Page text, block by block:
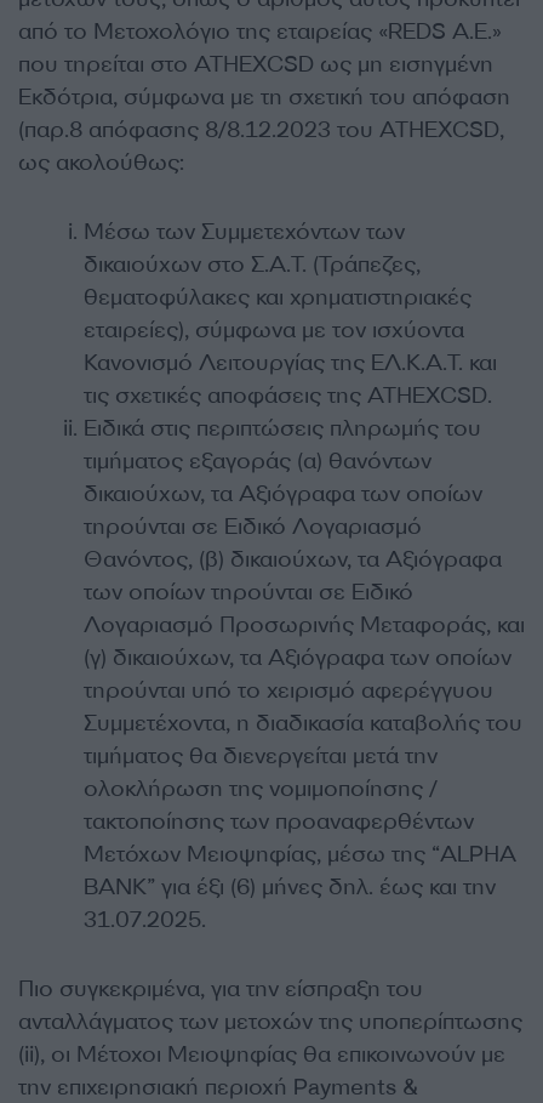
από το Μετοχολόγιο της εταιρείας «REDS Α.Ε.»
που τηρείται στο ATHEXCSD ως μη εισηγμένη
Εκδότρια, σύμφωνα με τη σχετική του απόφαση
(παρ.8 απόφασης 8/8.12.2023 του ATHEXCSD,
ως ακολούθως:
Μέσω των Συμμετεχόντων των
δικαιούχων στο Σ.Α.Τ. (Τράπεζες,
θεματοφύλακες και χρηματιστηριακές
εταιρείες), σύμφωνα με τον ισχύοντα
Κανονισμό Λειτουργίας της ΕΛ.Κ.Α.Τ. και
τις σχετικές αποφάσεις της ATHEXCSD.
Ειδικά στις περιπτώσεις πληρωμής του
τιμήματος εξαγοράς (α) θανόντων
δικαιούχων, τα Αξιόγραφα των οποίων
τηρούνται σε Ειδικό Λογαριασμό
Θανόντος, (β) δικαιούχων, τα Αξιόγραφα
των οποίων τηρούνται σε Ειδικό
Λογαριασμό Προσωρινής Μεταφοράς, και
(γ) δικαιούχων, τα Αξιόγραφα των οποίων
τηρούνται υπό το χειρισμό αφερέγγυου
Συμμετέχοντα, η διαδικασία καταβολής του
τιμήματος θα διενεργείται μετά την
ολοκλήρωση της νομιμοποίησης /
τακτοποίησης των προαναφερθέντων
Μετόχων Μειοψηφίας, μέσω της “ALPHA
BANK” για έξι (6) μήνες δηλ. έως και την
31.07.2025.
Πιο συγκεκριμένα, για την είσπραξη του
ανταλλάγματος των μετοχών της υποπερίπτωσης
(ii), οι Μέτοχοι Μειοψηφίας θα επικοινωνούν με
την επιχειρησιακή περιοχή Payments &